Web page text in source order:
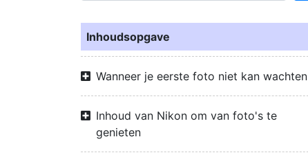
Inhoudsopgave
Wanneer je eerste foto niet kan wachten
Inhoud van Nikon om van foto's te
genieten